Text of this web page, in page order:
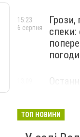
Грози,
спеки:
15:23
6 серпня
ТОП НОВИНИ